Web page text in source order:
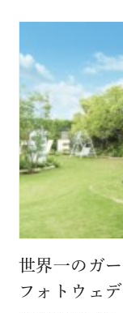
ピー♪ 新しく人気
世界一のガ
フォトウェ